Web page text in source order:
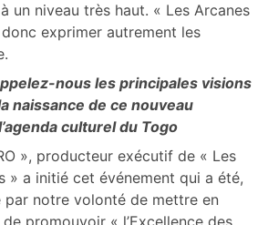
un niveau très haut. « Les Arcanes
donc exprimer autrement les
nous les principales visions
naissance de ce nouveau
culturel du Togo
», producteur exécutif de « Les
» a initié cet événement qui a été,
notre volonté de mettre en